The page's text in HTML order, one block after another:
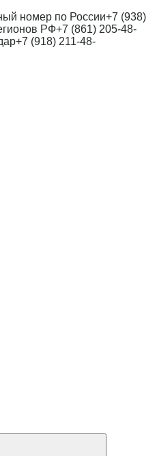
номер по России+7 (938)
РФ+7 (861) 205-48-
+7 (918) 211-48-